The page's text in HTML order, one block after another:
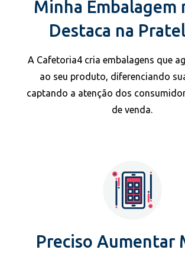
Minha Embalagem
Destaca na
A Cafetoria4 cria embalagens que
ao seu produto, diferenciando
captando a atenção dos
de venda.
Preciso Aumentar